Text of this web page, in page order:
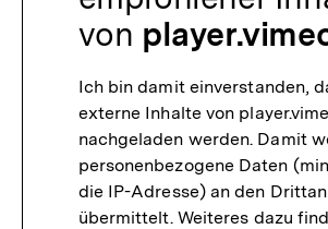
von
Ich bin damit einverstanden,
externe Inhalte von
nachgeladen werden. Damit
personenbezogene Daten
die IP-Adresse) an den
übermittelt. Weiteres dazu